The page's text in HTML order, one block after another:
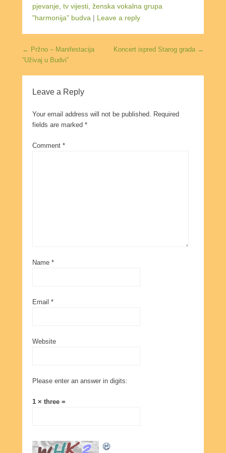
pjevanje tv vijesti ženska vokalna grupa
"harmonija" budva | Leave a reply
Post navigation
← Pržno – Manifestacija
“Uživaj u Budvi”
Koncert ispred Starog grada →
Leave a Reply
Your email address will not be published. Required
fields are marked *
Comment *
Name *
Email *
Website
Please enter an answer in digits:
1 × three =